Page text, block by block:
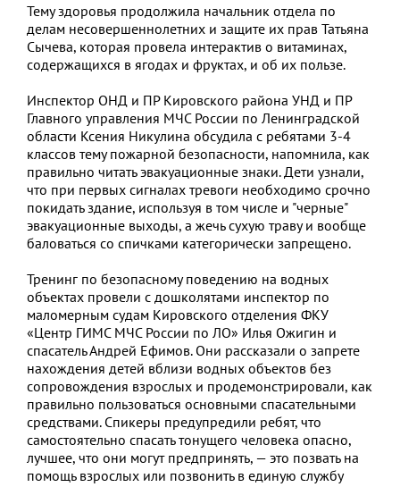
Тему здоровья продолжила начальник отдела по
делам несовершеннолетних и защите их прав Татьяна
Сычева, которая провела интерактив о витаминах,
содержащихся в ягодах и фруктах, и об их пользе.
Инспектор ОНД и ПР Кировского района УНД и ПР
Главного управления МЧС России по Ленинградской
области Ксения Никулина обсудила с ребятами 3-4
классов тему пожарной безопасности, напомнила, как
правильно читать эвакуационные знаки. Дети узнали,
что при первых сигналах тревоги необходимо срочно
покидать здание, используя в том числе и "черные"
эвакуационные выходы, а жечь сухую траву и вообще
баловаться со спичками категорически запрещено.
Тренинг по безопасному поведению на водных
объектах провели с дошколятами инспектор по
маломерным судам Кировского отделения ФКУ
«Центр ГИМС МЧС России по ЛО» Илья Ожигин и
спасатель Андрей Ефимов. Они рассказали о запрете
нахождения детей вблизи водных объектов без
сопровождения взрослых и продемонстрировали, как
правильно пользоваться основными спасательными
средствами. Спикеры предупредили ребят, что
самостоятельно спасать тонущего человека опасно,
лучшее, что они могут предпринять, — это позвать на
помощь взрослых или позвонить в единую службу